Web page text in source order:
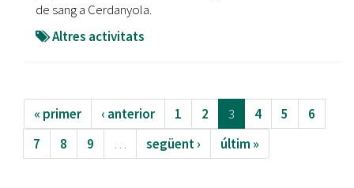
de sang a Cerdanyola.
Altres activitats
« primer ‹ anterior 1 2 3 4 5
6
7
8 9 … següent › últim »